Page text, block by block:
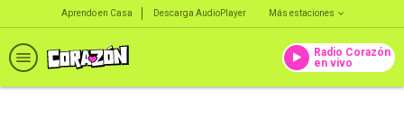
Aprendo en Casa Descarga AudioPlayer Más estaciones
Radio Corazón
en vivo